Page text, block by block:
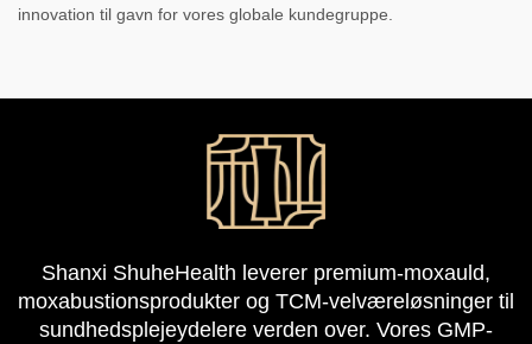
innovation til gavn for vores globale kundegruppe.
Shanxi ShuheHealth leverer premium-moxauld,
moxabustionsprodukter og TCM-velværeløsninger til
sundhedsplejeydelere verden over. Vores GMP-